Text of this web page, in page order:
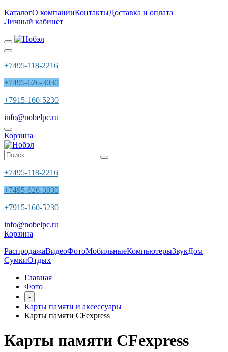
КаталогО компанииКонтактыДоставка и оплата
Личный кабинет
+7495-118-2216
+7495-626-3030
+7915-160-5230
info@nobelpc.ru
Корзина
+7495-118-2216
+7495-626-3030
+7915-160-5230
info@nobelpc.ru
Корзина
РаспродажаВидеоФотоМобильныеКомпьютерыЗвукДом
СумкиОтдых
Главная
Фото
-
Карты памяти и аксессуары
Карты памяти CFexpress
Карты памяти CFexpress